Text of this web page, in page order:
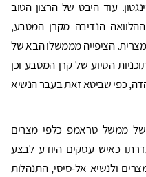
עוד היבט של הרצון הטוב
הנדיבה מקרן המטבע,
הציפייה מממשלו הבא של
הסיוע של קרן המטבע וכן
כפי שביטא זאת בעבר הנשיא
של ממשל טראמפ כלפי מצרים
כאיש עסקים היודע לבצע
ולנשיא אל-סיסי, התנהלות